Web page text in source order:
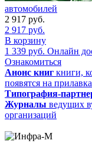
автомобилей
2 917 руб.
2 917 руб.
В корзину
1 339 руб. Онлайн
Ознакомиться
Анонс книг книги,
появятся на
Типография-
Журналы ведущих
организаций